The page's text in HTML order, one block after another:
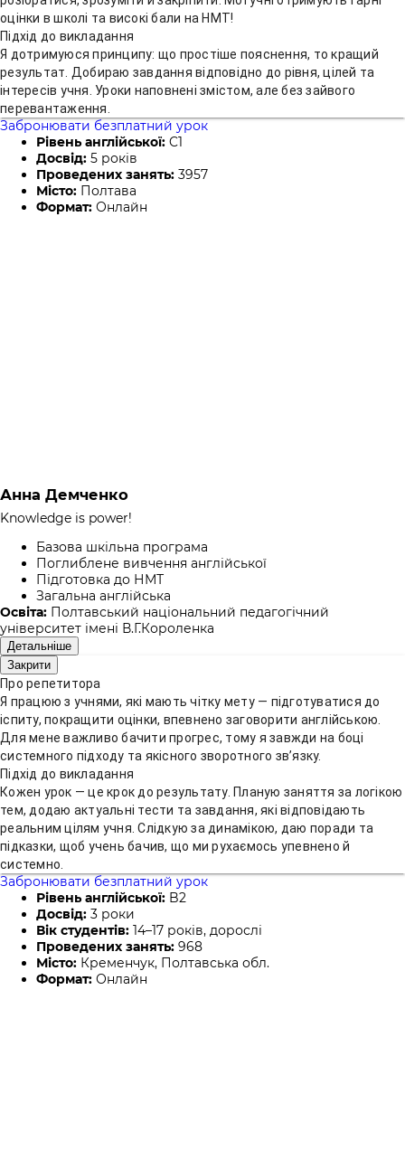
оцінки в школі та високі бали на НМТ!
Підхід до викладання
Я дотримуюся принципу: що простіше пояснення, то кращий
результат. Добираю завдання відповідно до рівня, цілей та
інтересів учня. Уроки наповнені змістом, але без зайвого
перевантаження.
Забронювати безплатний урок
Рівень англійської: C1
Досвід: 5 років
Проведених занять: 3957
Місто: Полтава
Формат: Онлайн
Анна Демченко
Knowledge is power!
Базова шкільна програма
Поглиблене вивчення англійської
Підготовка до НМТ
Загальна англійська
Освіта: Полтавський національний педагогічний
університет імені В.Г.Короленка
Детальніше
Закрити
Про репетитора
Я працюю з учнями, які мають чітку мету — підготуватися до
іспиту, покращити оцінки, впевнено заговорити англійською.
Для мене важливо бачити прогрес, тому я завжди на боці
системного підходу та якісного зворотного зв’язку.
Підхід до викладання
Кожен урок — це крок до результату. Планую заняття за логікою
тем, додаю актуальні тести та завдання, які відповідають
реальним цілям учня. Слідкую за динамікою, даю поради та
підказки, щоб учень бачив, що ми рухаємось упевнено й
системно.
Забронювати безплатний урок
Рівень англійської: B2
Досвід: 3 роки
Вік студентів: 14–17 років, дорослі
Проведених занять: 968
Місто: Кременчук, Полтавська обл.
Формат: Онлайн